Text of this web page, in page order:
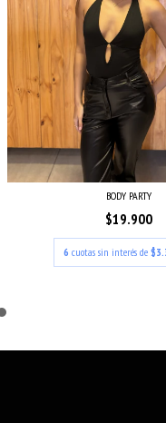
BODY PARTY
$19.900
6 cuotas sin interés de